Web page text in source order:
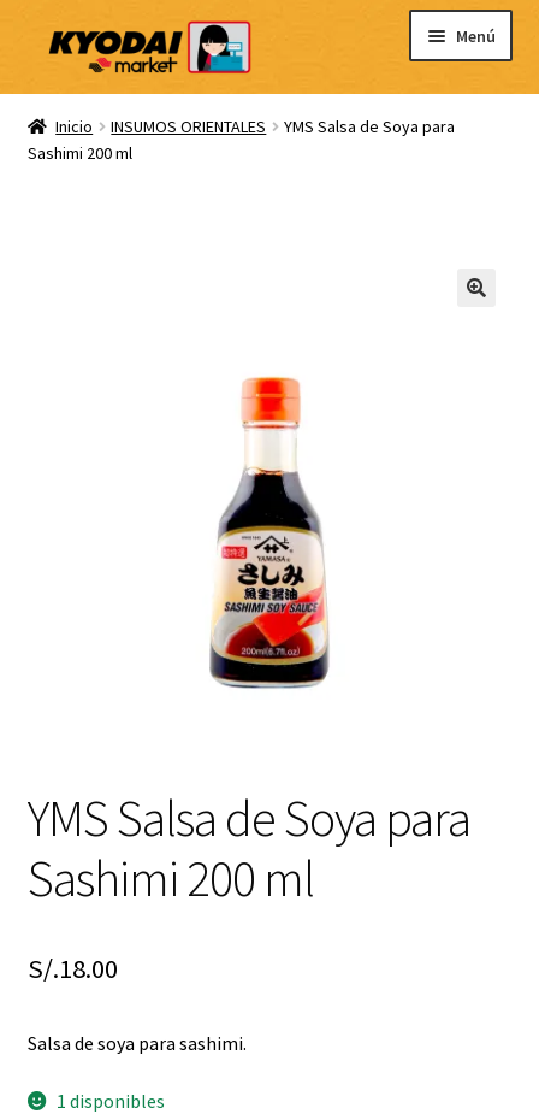
navegación
Menú
Inicio
Carrito
Inicio INSUMOS ORIENTALES
YMS Salsa de Soya para
Sashimi 200 ml
YMS Salsa de Soya para
Sashimi 200 ml
S/.18.00
Salsa de soya para sashimi.
1 disponibles